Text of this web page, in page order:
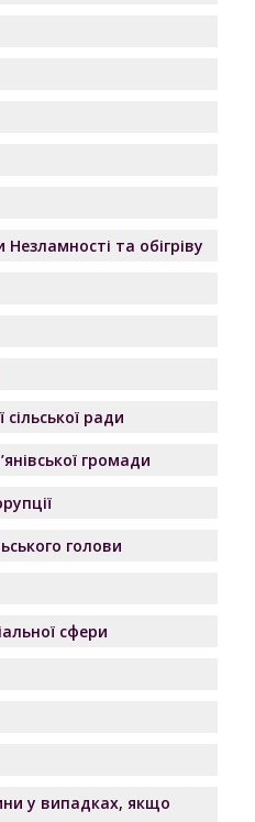
та обігріву
сільської ради
громади
голови
сфери
у випадках, якщо